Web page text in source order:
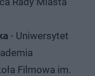
- Uniwersytet
Filmowa im.